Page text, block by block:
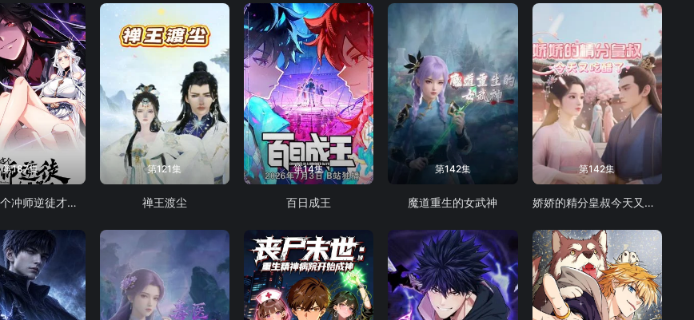
第187集
师尊：这个冲师逆徒才不是圣子 动态漫画
第121集
禅王渡尘
第14集
百日成王
第142集
魔道重生的女武神
第142集
娇娇的精分皇叔今天又吃醋了